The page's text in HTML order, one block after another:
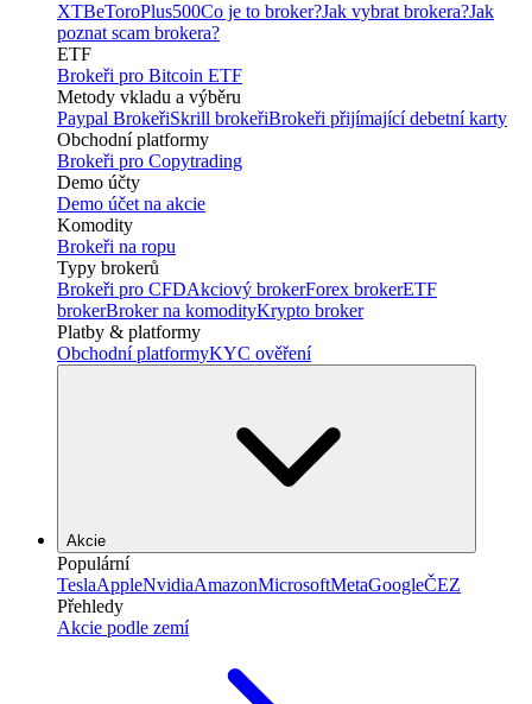
XTBeToroPlus500Co je to broker?Jak vybrat brokera?Jak
poznat scam brokera?
ETF
Brokeři pro Bitcoin ETF
Metody vkladu a výběru
Paypal BrokeřiSkrill brokeřiBrokeři přijímající debetní karty
Obchodní platformy
Brokeři pro Copytrading
Demo účty
Demo účet na akcie
Komodity
Brokeři na ropu
Typy brokerů
Brokeři pro CFDAkciový brokerForex brokerETF
brokerBroker na komodityKrypto broker
Platby & platformy
Obchodní platformyKYC ověření
Akcie
Populární
TeslaAppleNvidiaAmazonMicrosoftMetaGoogleČEZ
Přehledy
Akcie podle zemí